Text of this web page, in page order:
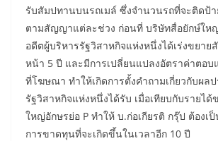
รับสัมปทานบนรถเมล์ ซึ่งจำนวนรถที่จะติดป้
ตามสัญญาแต่ละช่วง ก่อนที่ บริษัทสื่อยักษ์ให
อดีตผู้บริหารรัฐวิสาหกิจแห่งหนึ่งได้เร่งขยา
หน้า 5 ปี และมีการเปลี่ยนแปลงอัตราค่าตอ
ที่โฆษณา ทำให้เกิดการตั้งคำถามเกี่ยวกับผล
รัฐวิสาหกิจแห่งหนึ่งได้รับ เมื่อเทียบกับรายไ
ใหญ่อักษรย่อ P ทำให้ บ.ก่อเกียรติ กรุ๊ป ต้อง
การขาดทุนที่จะเกิดขึ้นในเวลาอีก 10 ปี